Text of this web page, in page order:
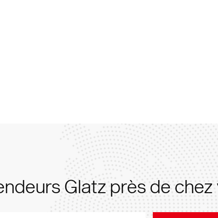
Glatz près de chez